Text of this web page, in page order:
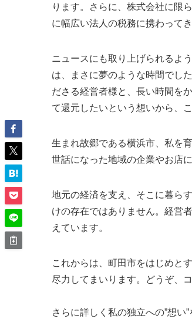
ります。さらに、株式会社に限
に幅広い法人の税務に携わってき
ニュースにも取り上げられるよ
は、まさに夢のような時間でし
ださる経営者様と、長い時間を
て還元したいという想いから、
生まれ故郷である横浜市、私を
世話になった地域の企業やお店
地元の経済を支え、そこに暮ら
けの存在ではありません。経営
えています。
これからは、町田市をはじめと
尽力してまいります。どうぞ、
さらに詳しく私の独立への”想い